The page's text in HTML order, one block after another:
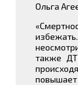
Ольга
также
повышает